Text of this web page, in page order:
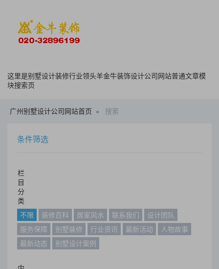
这里是别墅设计装修行业领头羊金牛装饰设计公司网站普通文章模
块搜索页
广州别墅设计公司网站首页 搜索
条件筛选
栏
目
分
类
不限
装修百科 居家风水 联系我们
设计团队
服务保障
别墅装修 行业资讯 最新活动
人物故事
最新动态
别墅设计案例